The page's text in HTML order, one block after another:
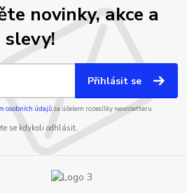
novinky, akce a
slevy!
Přihlásit se
osobních údajůza účelem rozesílky newsletteru.
se kdykoli odhlásit.